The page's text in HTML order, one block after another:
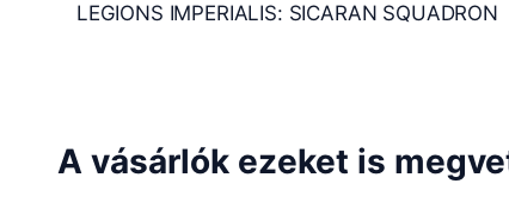
LEGIONS IMPERIALIS: SICARAN SQUADRON
A vásárlók ezeket is